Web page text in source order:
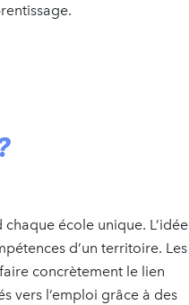
école unique. L’idée
d’un territoire. Les
concrètement le lien
vers l’emploi grâce à des